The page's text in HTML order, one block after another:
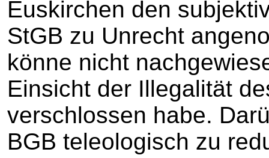
Euskirchen den
StGB zu Unrecht
könne nicht
Einsicht der Illegalität
verschlossen habe.
BGB teleologisch zu